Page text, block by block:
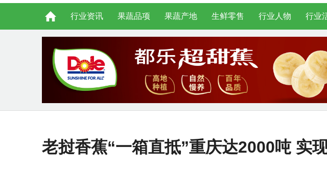
行业资讯 果蔬品项 果蔬产地 生鲜零售 行业人物 行业
老挝香蕉“一箱直抵”重庆达2000吨 实